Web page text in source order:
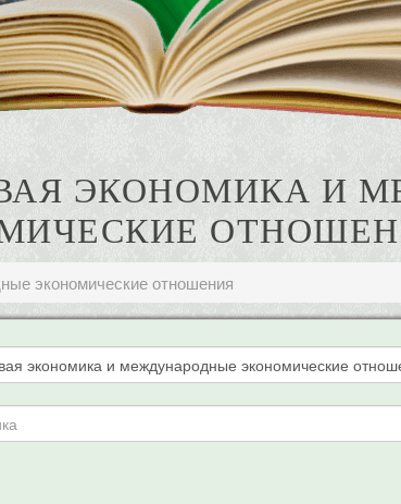
ЭКОНОМИКА И
экономические отношения